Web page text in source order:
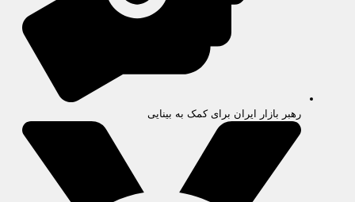
رهبر بازار ایران برای کمک به بینایی